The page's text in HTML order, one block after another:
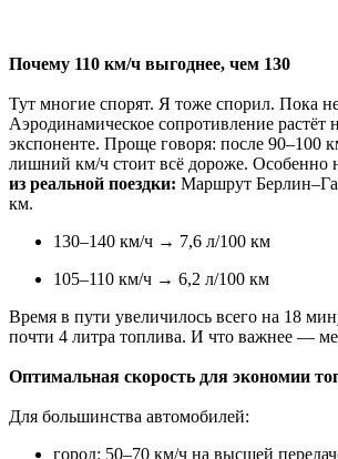
Почему 110 км/ч выгоднее, чем 130
Тут многие спорят. Я тоже спорил. Пока
Аэродинамическое сопротивление растёт
экспоненте. Проще говоря: после 90–100
лишний км/ч стоит всё дороже. Особенно
из реальной поездки: Маршрут
км.
130–140 км/ч → 7,6 л/100 км
105–110 км/ч → 6,2 л/100 км
Время в пути увеличилось всего на 18
почти 4 литра топлива. И что важнее —
Оптимальная скорость для экономии
Для большинства автомобилей:
город: 50–70 км/ч на высшей